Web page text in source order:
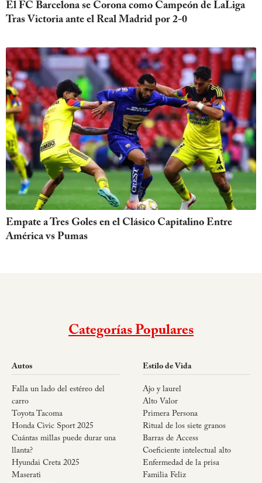
El FC Barcelona se Corona como Campeón de LaLiga
Tras Victoria ante el Real Madrid por 2-0
Empate a Tres Goles en el Clásico Capitalino Entre
América vs Pumas
Categorías Populares
Autos
Falla un lado del estéreo del
carro
Toyota Tacoma
Honda Civic Sport 2025
Cuántas millas puede durar una
llanta?
Hyundai Creta 2025
Maserati
Estilo de Vida
Ajo y laurel
Alto Valor
Primera Persona
Ritual de los siete granos
Barras de Access
Coeficiente intelectual alto
Enfermedad de la prisa
Familia Feliz